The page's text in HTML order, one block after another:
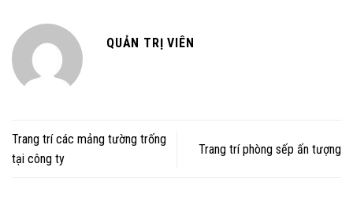
QUẢN TRỊ VIÊN
Trang trí các mảng tường trống
tại công ty
Trang trí phòng sếp ấn tượng